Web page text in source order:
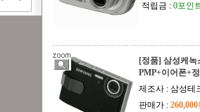
적립금 : 0포인
[정품] 삼성케녹
PMP+이어폰+
제조사 : 삼성테
판매가 :